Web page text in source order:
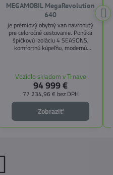
MEGAMOBIL MegaRevolution
640
je prémiový obytný van navrhnutý
pre celoročné cestovanie. Ponúka
špičkovú izoláciu 4 SEASONS,
komfortnú kúpeľňu, modernú
CITY, TECHNO, SICHERHEIT a
MEGA WINTER získate maximálnu
bezpečnosť, pohodlie a
technologické inovácie. Ideálna
voľba pre tých, ktorí hľadajú luxus,
funkčnosť a slobodu na cestách.
Vozidlo skladom v Trnave
94 999 €
77 234,96 € bez DPH
Zobraziť